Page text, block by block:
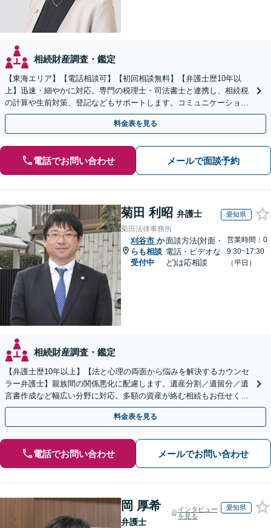
相続財産調査・鑑定
【東海エリア】【電話相談可】【初回相談無料】【弁護士歴10年以
上】迅速・細やかに対応。専門の税理士・司法書士と連携し、相続税
の計算や生前対策、登記などもサポートします。コミュニケーション
を大事にし、より納得できる解決を目指します。
料金表を見る
電話でお問い合わせ メールで面談予約
菊田 利昭 弁護士 愛知県
菊田法律事務所
刈谷市 か
らも相談
受付中
面談方法(対面・
電話・ビデオな
ど)は応相談
営業時間：0
9:30~17:30
（平日）
相続財産調査・鑑定
【弁護士歴10年以上】【法と心理の両面から悩みを解決するカウンセ
ラー弁護士】親族間の関係悪化に配慮します。遺産分割／遺留分／遺
言書作成など幅広い分野に対応。多額の資産が絡む相続もお任せくだ
さい。【夜間・休日の相談可能】【駐車場完備】
料金表を見る
電話でお問い合わせ メールでお問い合わせ
岡 厚希
弁護士
インタビュー
を見る
愛知県